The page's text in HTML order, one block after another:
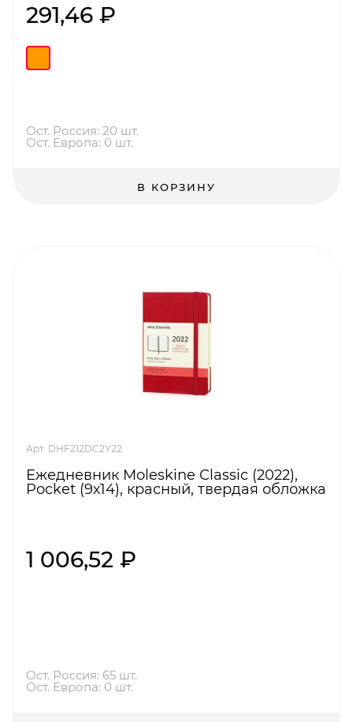
291,46 ₽
Ост. Россия: 20 шт.
Ост. Европа: 0 шт.
В КОРЗИНУ
Арт. DHF212DC2Y22
Ежедневник Moleskine Classic (2022),
Pocket (9х14), красный, твердая обложка
1 006,52 ₽
Ост. Россия: 65 шт.
Ост. Европа: 0 шт.